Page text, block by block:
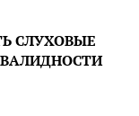
СЛУХОВЫЕ